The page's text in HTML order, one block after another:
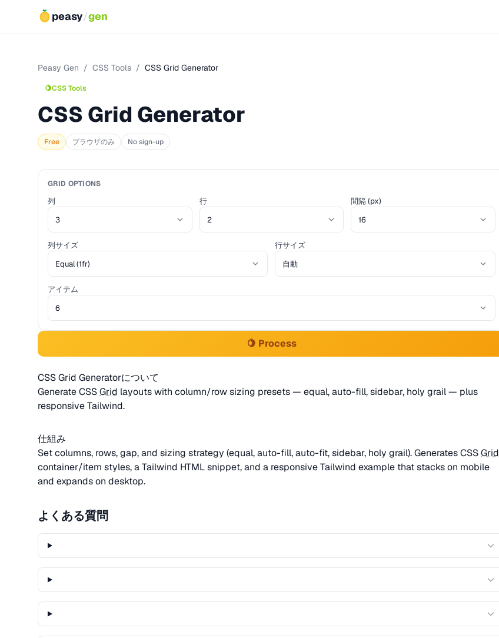
peasy/gen
Peasy Gen / CSS Tools / CSS Grid Generator
🍋CSS Tools
CSS Grid Generator
Free ブラウザのみ No sign-up
GRID OPTIONS
列 行 間隔 (px)
列サイズ 行サイズ
アイテム
🍋 Process
CSS Grid Generatorについて
Generate CSSGrid layouts with column/row sizing presets — equal, auto-fill, sidebar, holy grail — plus
responsive Tailwind.
仕組み
Set columns, rows, gap, and sizing strategy (equal, auto-fill, auto-fit, sidebar, holy grail). Generates CSSGrid
container/item styles, a Tailwind HTML snippet, and a responsive Tailwind example that stacks on mobile
and expands on desktop.
よくある質問